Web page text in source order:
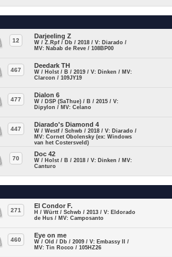
12
Darjeeling Z
W / Z.Rpf / Db / 2018 / V: Diarado /
MV: Nabab de Reve / 108BP00
467
Deedark TH
W / Holst / B / 2019 / V: Dinken / MV:
Clarcon / 109JY19
477
Dialon 6
W / DSP (SaThue) / B / 2015 / V:
Dipylon / MV: Celano
447
Diarado's Diamond 4
W / Westf / Schwb / 2018 / V: Diarado /
MV: Cornet Obolensky (ex: Windows
van het Costersveld)
70
Doc 42
W / Holst / B / 2018 / V: Dinken / MV:
Canturo
271
El Condor F.
H / Württ / Schwb / 2013 / V: Eldorado
de Hus / MV: Camposanto
460
Eye on me
W / Old / Db / 2009 / V: Embassy II /
MV: Tin Rocco / 105HZ26